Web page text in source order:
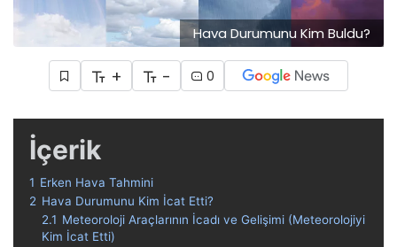
Hava Durumunu Kim Buldu?
+ - 0
İçerik
1 Erken Hava Tahmini
2 Hava Durumunu Kim İcat Etti?
2.1 Meteoroloji Araçlarının İcadı ve Gelişimi (Meteorolojiyi
Kim İcat Etti)